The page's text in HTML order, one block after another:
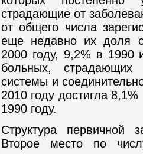
страдающие от
от общего числа
еще недавно их доля
2000 году, 9,2% в 1990
больных, страдающих
системы и
2010 году достигла
1990 году.
Структура первичной
Второе место по